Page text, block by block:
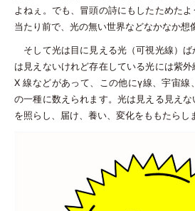
よねぇ。でも、冒頭の詩にもしたためた
当たり前で、光の無い世界などなかなか想
そして光は目に見える光（可視光線）ば
は見えないけれど存在している光には紫
X 線などがあって、この他にγ線、宇宙線
の一種に数えられます。光は見える見え
を照らし、届け、養い、変化をももたらし